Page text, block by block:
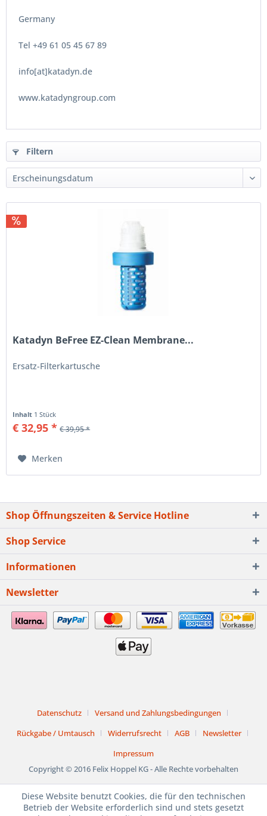
1. bis 15. August
Germany
Tel +49 61 05 45 67 89
info[at]katadyn.de
www.katadyngroup.com
Filtern
Katadyn BeFree EZ-Clean Membrane...
Ersatz-Filterkartusche
Inhalt 1 Stück
€ 32,95 * € 39,95 *
Merken
Shop Öffnungszeiten & Service Hotline
Shop Service
Informationen
Newsletter
Datenschutz
Versand und Zahlungsbedingungen
Rückgabe / Umtausch
Widerrufsrecht AGB
Newsletter
Impressum
Copyright © 2016 Felix Hoppel KG - Alle Rechte vorbehalten
Diese Website benutzt Cookies, die für den technischen
Betrieb der Website erforderlich sind und stets gesetzt